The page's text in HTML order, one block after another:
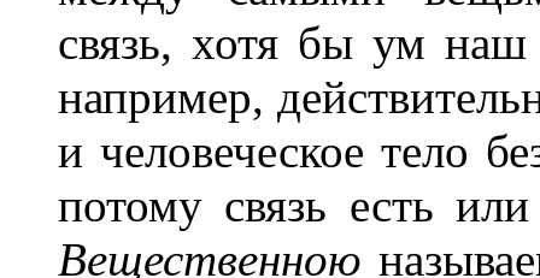
связь, хотя бы ум
например,
и человеческое тело
потому связь есть
Вещественною